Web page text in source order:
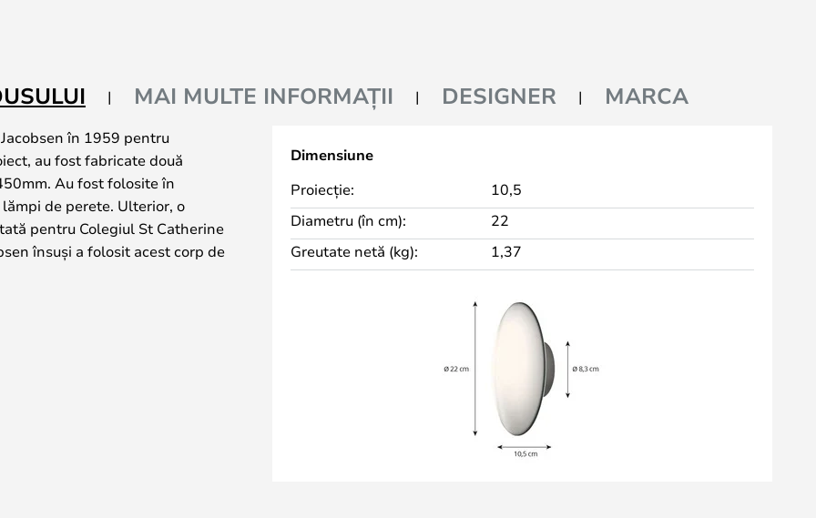
MAI MULTE INFORMAȚII DESIGNER MARCA
în 1959 pentru
au fost fabricate două
Au fost folosite în
de perete. Ulterior, o
pentru Colegiul St Catherine
însuși a folosit acest corp de
versiunea mai mare. În
o lumină moale și difuză.
o suprafață iluminată
straturi de sticlă opalină are
un halou de lumină în jurul
perete/plafon AJ Eklipta.
o inserție specială din sticlă
Dimensiune
Proiecție:
10,5
Diametru (în cm):
22
Greutate netă (kg):
1,37